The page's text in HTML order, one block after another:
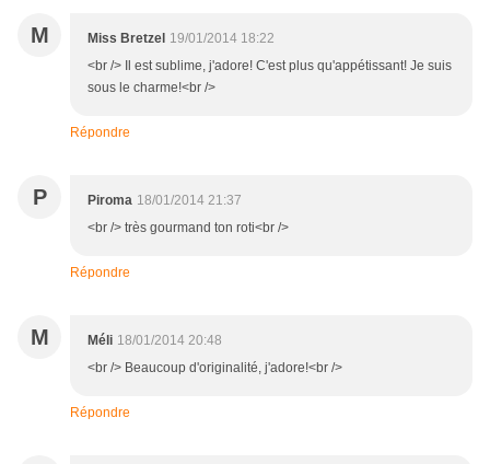
M Miss Bretzel 19/01/2014 18:22
<br /> Il est sublime, j'adore! C'est plus qu'appétissant! Je suis
sous le charme!<br />
Répondre
P Piroma 18/01/2014 21:37
<br /> très gourmand ton roti<br />
Répondre
M Méli 18/01/2014 20:48
<br /> Beaucoup d'originalité, j'adore!<br />
Répondre